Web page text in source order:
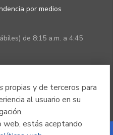
propias y de terceros para
al usuario en su
web, estás aceptando
por medios
de 8:15 a.m. a 4:45